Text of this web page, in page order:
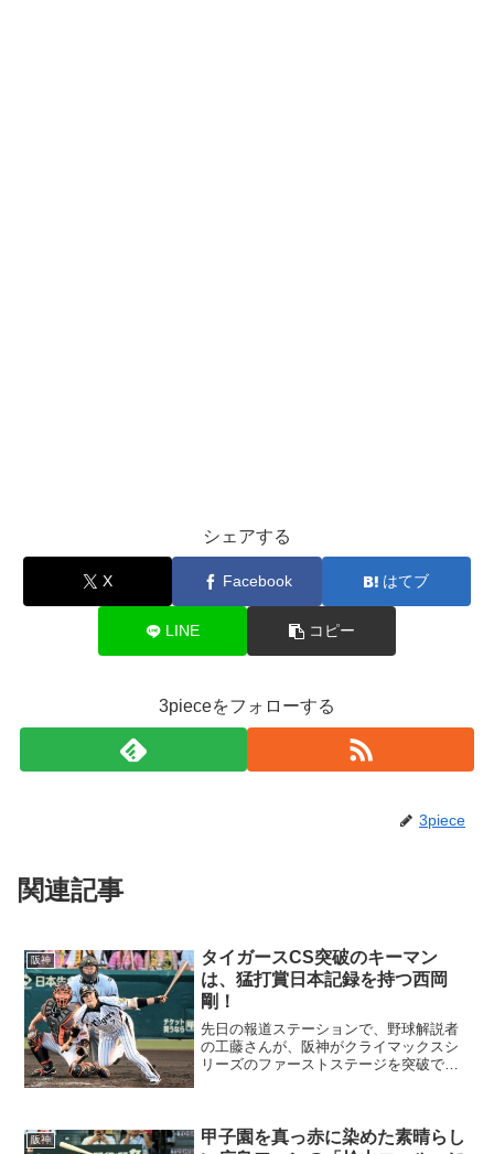
シェアする
X Facebook はてブ
LINE コピー
3pieceをフォローする
3piece
関連記事
阪神
タイガースCS突破のキーマン
は、猛打賞日本記録を持つ西岡
剛！
先日の報道ステーションで、野球解説者
の工藤さんが、阪神がクライマックスシ
リーズのファーストステージを突破でき
前田健太投手だと思いま...
阪神
甲子園を真っ赤に染めた素晴らし